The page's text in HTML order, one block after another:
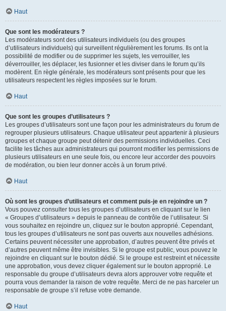
Haut
Que sont les modérateurs ?
Les modérateurs sont des utilisateurs individuels (ou des groupes
d’utilisateurs individuels) qui surveillent régulièrement les forums. Ils ont la
possibilité de modifier ou de supprimer les sujets, les verrouiller, les
déverrouiller, les déplacer, les fusionner et les diviser dans le forum qu’ils
modèrent. En règle générale, les modérateurs sont présents pour que les
utilisateurs respectent les règles imposées sur le forum.
Haut
Que sont les groupes d’utilisateurs ?
Les groupes d’utilisateurs sont une façon pour les administrateurs du forum de
regrouper plusieurs utilisateurs. Chaque utilisateur peut appartenir à plusieurs
groupes et chaque groupe peut détenir des permissions individuelles. Ceci
facilite les tâches aux administrateurs qui pourront modifier les permissions de
plusieurs utilisateurs en une seule fois, ou encore leur accorder des pouvoirs
de modération, ou bien leur donner accès à un forum privé.
Haut
Où sont les groupes d’utilisateurs et comment puis-je en rejoindre un ?
Vous pouvez consulter tous les groupes d’utilisateurs en cliquant sur le lien
« Groupes d’utilisateurs » depuis le panneau de contrôle de l’utilisateur. Si
vous souhaitez en rejoindre un, cliquez sur le bouton approprié. Cependant,
tous les groupes d’utilisateurs ne sont pas ouverts aux nouvelles adhésions.
Certains peuvent nécessiter une approbation, d’autres peuvent être privés et
d’autres peuvent même être invisibles. Si le groupe est public, vous pouvez le
rejoindre en cliquant sur le bouton dédié. Si le groupe est restreint et nécessite
une approbation, vous devez cliquer également sur le bouton approprié. Le
responsable du groupe d’utilisateurs devra alors approuver votre requête et
pourra vous demander la raison de votre requête. Merci de ne pas harceler un
responsable de groupe s’il refuse votre demande.
Haut